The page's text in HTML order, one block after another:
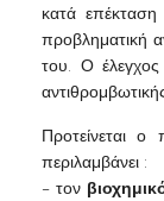
κατά
προβληματική
του. Ο έλεγχος
Προτείνεται ο
περιλαμβάνει :
– τον